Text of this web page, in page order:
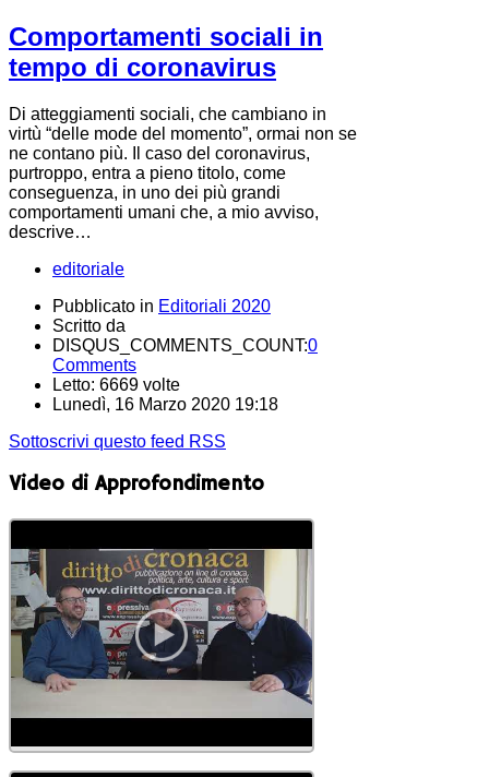
Comportamenti sociali in
tempo di coronavirus
Di atteggiamenti sociali, che cambiano in
virtù “delle mode del momento”, ormai non se
ne contano più. Il caso del coronavirus,
purtroppo, entra a pieno titolo, come
conseguenza, in uno dei più grandi
comportamenti umani che, a mio avviso,
descrive…
editoriale
Pubblicato in Editoriali 2020
Scritto da
DISQUS_COMMENTS_COUNT:0
Comments
Letto: 6669 volte
Lunedì, 16 Marzo 2020 19:18
Sottoscrivi questo feed RSS
Video di Approfondimento